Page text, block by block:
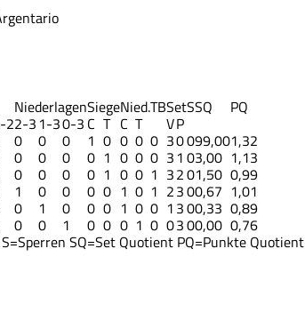
NiederlagenSiegeNied.TBSetSSQ PQ
22-3 1-30-3 C T C T VP
0 0 0 1 0 0 0 0 30099,001,32
0 0 0 0 1 0 0 0 3 1 03,00 1,13
0 0 0 0 1 0 0 1 3201,50 0,99
1 0 0 0 0 1 0 1 2300,67 1,01
0 1 0 0 0 1 0 0 1 300,33 0,89
0 0 1 0 0 0 1 0 0300,00 0,76
S=Sperren SQ=Set Quotient PQ=Punkte Quotient